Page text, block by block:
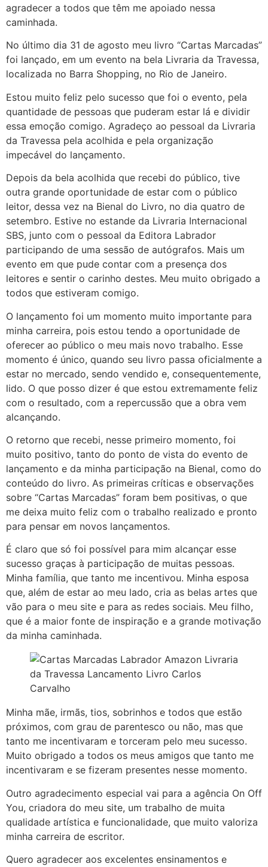
agradecer a todos que têm me apoiado nessa
caminhada.
No último dia 31 de agosto meu livro “Cartas Marcadas”
foi lançado, em um evento na bela Livraria da Travessa,
localizada no Barra Shopping, no Rio de Janeiro.
Estou muito feliz pelo sucesso que foi o evento, pela
quantidade de pessoas que puderam estar lá e dividir
essa emoção comigo. Agradeço ao pessoal da Livraria
da Travessa pela acolhida e pela organização
impecável do lançamento.
Depois da bela acolhida que recebi do público, tive
outra grande oportunidade de estar com o público
leitor, dessa vez na Bienal do Livro, no dia quatro de
setembro. Estive no estande da Livraria Internacional
SBS, junto com o pessoal da Editora Labrador
participando de uma sessão de autógrafos. Mais um
evento em que pude contar com a presença dos
leitores e sentir o carinho destes. Meu muito obrigado a
todos que estiveram comigo.
O lançamento foi um momento muito importante para
minha carreira, pois estou tendo a oportunidade de
oferecer ao público o meu mais novo trabalho. Esse
momento é único, quando seu livro passa oficialmente a
estar no mercado, sendo vendido e, consequentemente,
lido. O que posso dizer é que estou extremamente feliz
com o resultado, com a repercussão que a obra vem
alcançando.
O retorno que recebi, nesse primeiro momento, foi
muito positivo, tanto do ponto de vista do evento de
lançamento e da minha participação na Bienal, como do
conteúdo do livro. As primeiras críticas e observações
sobre “Cartas Marcadas” foram bem positivas, o que
me deixa muito feliz com o trabalho realizado e pronto
para pensar em novos lançamentos.
É claro que só foi possível para mim alcançar esse
sucesso graças à participação de muitas pessoas.
Minha família, que tanto me incentivou. Minha esposa
que, além de estar ao meu lado, cria as belas artes que
vão para o meu site e para as redes sociais. Meu filho,
que é a maior fonte de inspiração e a grande motivação
da minha caminhada.
Minha mãe, irmãs, tios, sobrinhos e todos que estão
próximos, com grau de parentesco ou não, mas que
tanto me incentivaram e torceram pelo meu sucesso.
Muito obrigado a todos os meus amigos que tanto me
incentivaram e se fizeram presentes nesse momento.
Outro agradecimento especial vai para a agência On Off
You, criadora do meu site, um trabalho de muita
qualidade artística e funcionalidade, que muito valoriza
minha carreira de escritor.
Quero agradecer aos excelentes ensinamentos e